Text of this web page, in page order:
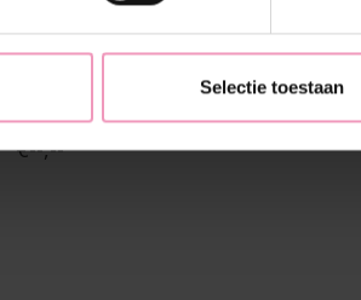
Selectie toestaan
€--,--